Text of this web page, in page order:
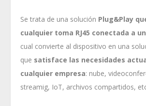
Se trata de una solución Plug&Play
cualquier toma RJ45 conectada a
cual convierte al dispositivo en una
que satisface las necesidades
cualquier empresa: nube,
streamig, IoT, archivos compartidos,